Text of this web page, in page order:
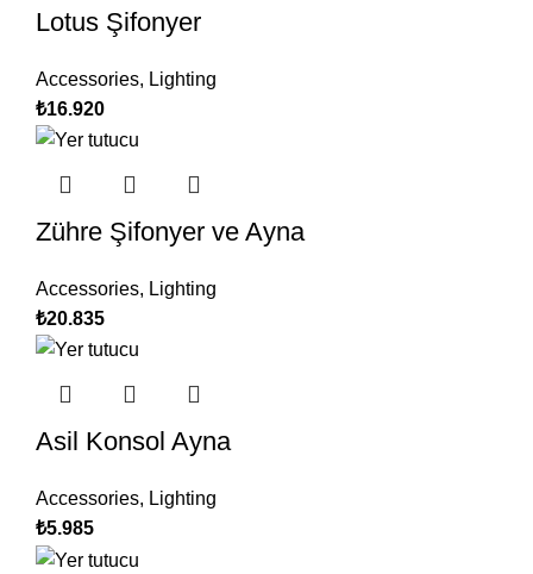
Lotus Şifonyer
Accessories, Lighting
₺16.920
Zühre Şifonyer ve Ayna
Accessories, Lighting
₺20.835
Asil Konsol Ayna
Accessories, Lighting
₺5.985